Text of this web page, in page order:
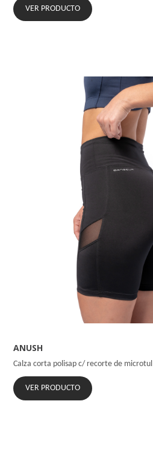
VER PRODUCTO
ANUSH
Calza corta polisap c/ recorte de microtul
VER PRODUCTO